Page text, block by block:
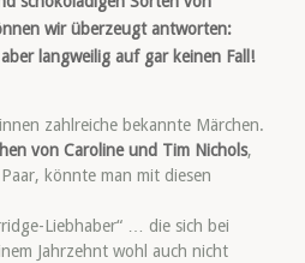
wir überzeugt antworten:
langweilig auf gar keinen Fall!
zahlreiche bekannte Märchen.
von Caroline und Tim Nichols,
könnte man mit diesen
Liebhaber“ … die sich bei
Jahrzehnt wohl auch nicht